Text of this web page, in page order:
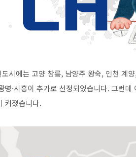
시에는 고양 창릉, 남양주 왕숙, 인천 계
명·시흥이 추가로 선정되었습니다. 그런
켜졌습니다.